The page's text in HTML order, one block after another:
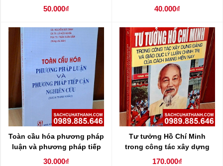
chủ chốt cấp huyện người
50.000₫
tôn giáo
40.000₫
Toàn cầu hóa phương pháp
luận và phương pháp tiếp
cận nghiên cứu
30.000₫
Tư tưởng Hồ Chí Minh
trong công tác xây dựng
Đảng và giáo dục lý luận
170.000₫